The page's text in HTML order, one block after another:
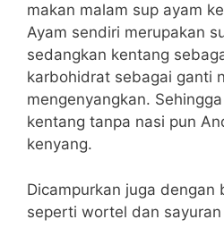
makan malam sup ayam
Ayam sendiri merupakan
sedangkan kentang
karbohidrat sebagai ganti
mengenyangkan.
kentang tanpa nasi pun
kenyang.
Dicampurkan juga dengan
seperti wortel dan